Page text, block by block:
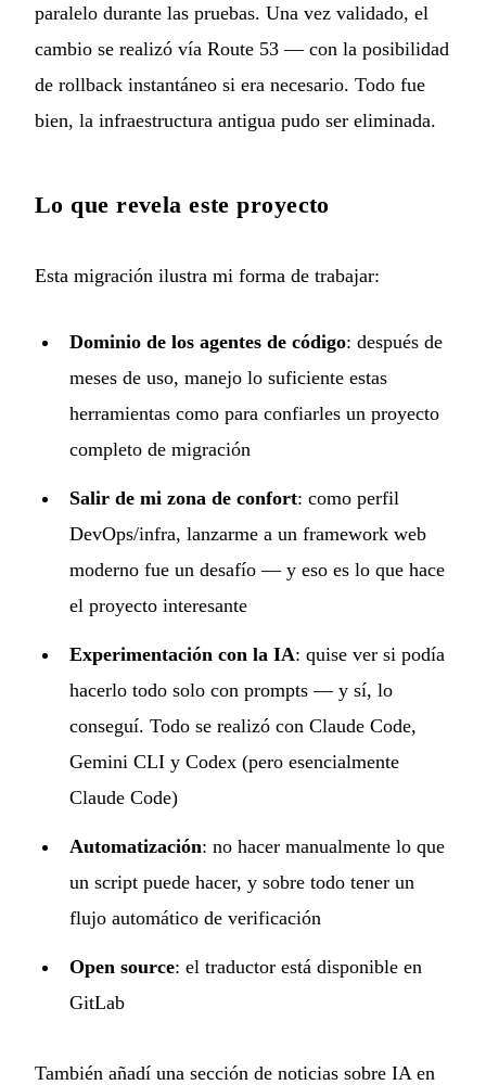
paralelo durante las pruebas. Una vez validado, el
cambio se realizó vía Route 53 — con la posibilidad
de rollback instantáneo si era necesario. Todo fue
bien, la infraestructura antigua pudo ser eliminada.
Lo que revela este proyecto
Esta migración ilustra mi forma de trabajar:
Dominio de los agentes de código: después de
meses de uso, manejo lo suficiente estas
herramientas como para confiarles un proyecto
completo de migración
Salir de mi zona de confort: como perfil
DevOps/infra, lanzarme a un framework web
moderno fue un desafío — y eso es lo que hace
el proyecto interesante
Experimentación con la IA: quise ver si podía
hacerlo todo solo con prompts — y sí, lo
conseguí. Todo se realizó con Claude Code,
Gemini CLI y Codex (pero esencialmente
Claude Code)
Automatización: no hacer manualmente lo que
un script puede hacer, y sobre todo tener un
flujo automático de verificación
Open source: el traductor está disponible en
GitLab
También añadí una sección de noticias sobre IA en